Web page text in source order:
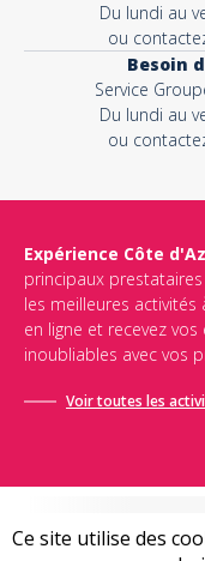
Ce site utilise des
Du lundi au
ou
Besoin
Service
Du lundi au
ou
Expérience Côte
principaux
les meilleures
en ligne et recevez
inoubliables avec vos
Voir toutes les